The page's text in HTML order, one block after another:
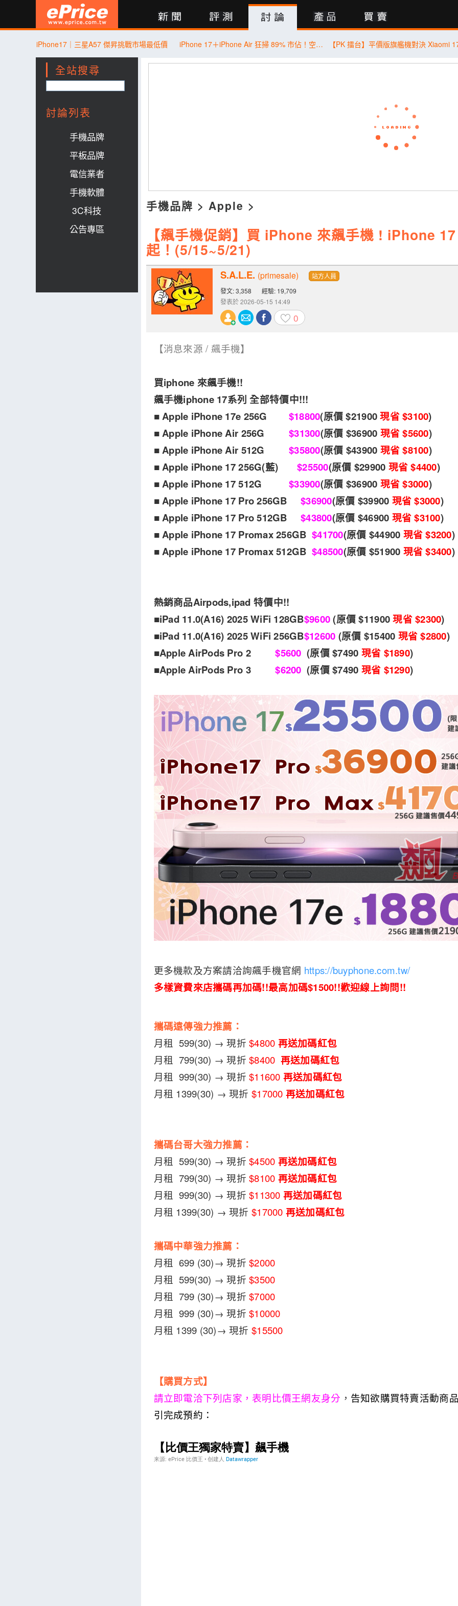
評測 討論 產品 買賣 商城 登入 行動版
iPhone17｜三星A57 傑昇挑戰市場最低價 iPhone 17＋iPhone Air 狂掃 89% 市佔！空機價跳水 9,410 元引爆尾盤買氣
全站搜尋
討論列表
手機品牌
平板品牌
電信業者
手機軟體
3C科技
公告專區
手機品牌 > Apple >
【飆手機促銷】買 iPhone 來飆手機 ! iPhone
起！(5/15~5/21)
S.A.L.E. (primesale)
站方人員
發文: 3,358
經驗: 19,709
發表於 2026-05-15 14:49
0
【消息來源 / 飆手機】
買iphone 來飆手機!!
飆手機iphone 17系列 全部特價中!!!
■ Apple iPhone 17e 256G $18800(原價 $21900現省 $3100)
■ Apple iPhone Air 256G$31300(原價 $36900 現省 $5600)
■ Apple iPhone Air 512G
$35800(原價 $43900 現省 $8100)
■ Apple iPhone 17 256G(藍)$25500(原價 $29900 現省 $4400
■ Apple iPhone 17 512G$33900(原價 $36900 現省 $3000
■ Apple iPhone 17 Pro 256GB$36900(原價 $39900 現省 $3000)
■ Apple iPhone 17 Pro 512GB$43800(原價 $46900 現省 $3100)
■ Apple iPhone 17 Promax 256GB$41700(原價 $44900 現省 $3200)
■ Apple iPhone 17 Promax 512GB$48500(原價 $51900 現省 $3400)
熱銷商品Airpods,ipad 特價中!!
■iPad 11.0(A16) 2025 WiFi 128GB$9600(原價 $11900現省 $2300)
■iPad 11.0(A16) 2025 WiFi 256GB$12600 (原價 $15400 現省 $2800)
■Apple AirPods Pro 2$5600 (原價 $7490 現省 $1890)
■Apple AirPods Pro 3
$6200 (原價 $7490 現省 $1290)
更多機款及方案請洽詢飆手機官網 https://buyphone.com.tw/
多樣資費來店攜碼再加碼!!最高加碼$1500!!歡迎線上詢問!!
攜碼遠傳強力推薦：
月租 599(30) → 現折$4800 再送加碼紅包
月租 799(30) → 現折 $8400 再送加碼紅包
月租 999(30) → 現折$11600 再送加碼紅包
月租 1399(30) → 現折 $17000 再送加碼紅包
攜碼台哥大強力推薦：
月租 599(30) → 現折 $4500 再送加碼紅包
月租 799(30) → 現折 $8100 再送加碼紅包
月租 999(30) → 現折 $11300 再送加碼紅包
月租 1399(30) → 現折$17000 再送加碼紅包
攜碼中華強力推薦：
月租 699 (30)→ 現折$2000
月租 599(30) → 現折$3500
月租 799 (30)→ 現折$7000
月租 999 (30)→ 現折$10000
月租 1399 (30)→ 現折$15500
【購買方式】
請立即電洽下列店家，表明比價王網友身分 ， 告知欲購買特賣活動商
引完成預約：